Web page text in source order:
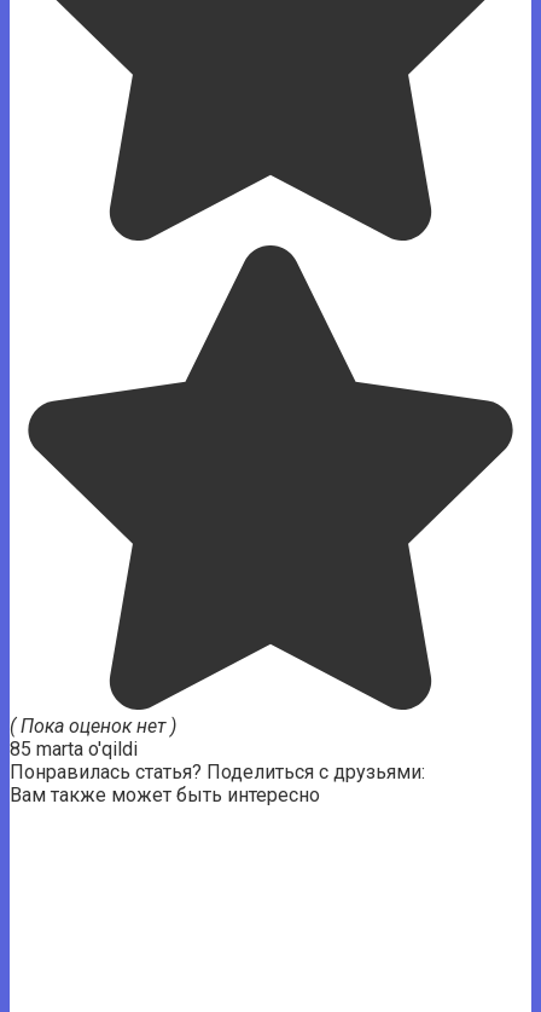
( Пока оценок нет )
85 marta o'qildi
Понравилась статья? Поделиться с друзьями:
Вам также может быть интересно